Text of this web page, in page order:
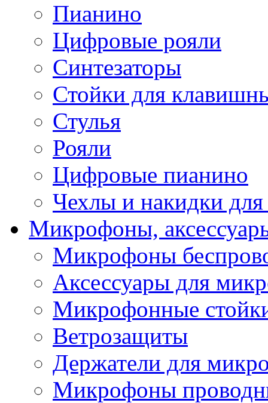
Пианино
Цифровые рояли
Синтезаторы
Стойки для
Стулья
Рояли
Цифровые пианино
Чехлы и накидки
Микрофоны,
Микрофоны
Аксессуары для
Микрофонные
Ветрозащиты
Держатели для
Микрофоны